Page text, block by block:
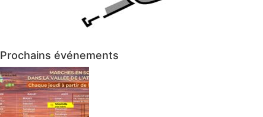
Prochains événements